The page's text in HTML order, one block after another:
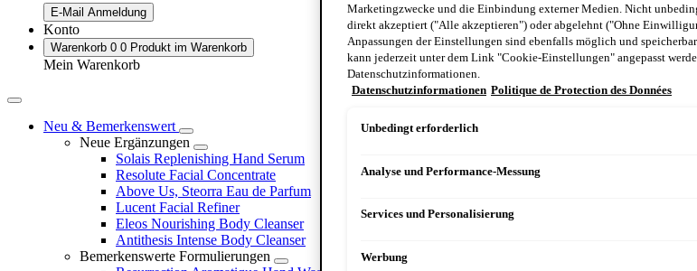
E-Mail Anmeldung
Konto
Warenkorb 0 0 Produkt im Warenkorb
Mein Warenkorb
Neu & Bemerkenswert
Neue Ergänzungen
Solais Replenishing Hand Serum
Resolute Facial Concentrate
Above Us, Steorra Eau de Parfum
Lucent Facial Refiner
Eleos Nourishing Body Cleanser
Antithesis Intense Body Cleanser
Bemerkenswerte Formulierungen
Marketingzwecke und die Einbindung externer Medien. Nicht
direkt akzeptiert ("Alle akzeptieren") oder abgelehnt ("Ohne
Anpassungen der Einstellungen sind ebenfalls möglich und
kann jederzeit unter dem Link "Cookie-Einstellungen" angepasst
Datenschutzinformationen.
Datenschutzinformationen Politique de Protection des Données
Unbedingt erforderlich
Analyse und Performance-Messung
Services und Personalisierung
Werbung